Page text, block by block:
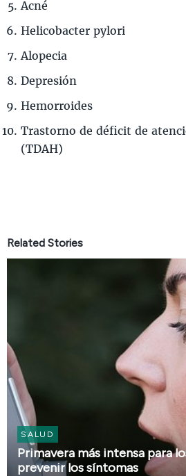
Acné
Helicobacter pylori
Alopecia
Depresión
Hemorroides
Trastorno de déficit de
(TDAH)
Related Stories
SALUD
Primavera más intensa para
prevenir los síntomas